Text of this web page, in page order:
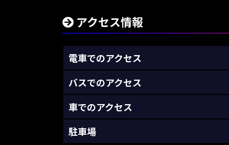
アクセス情報
電車でのアクセス
バスでのアクセス
車でのアクセス
駐車場